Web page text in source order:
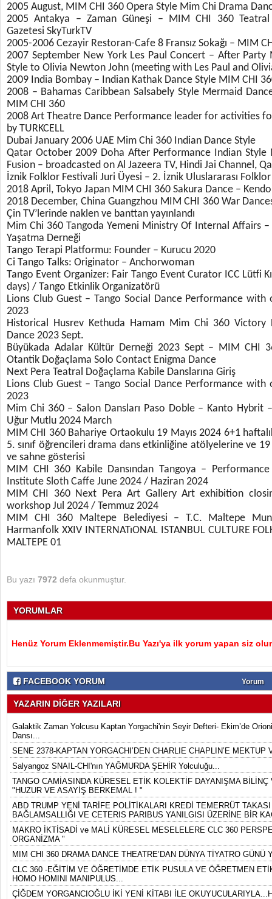
2005 August, MIM CHI 360 Opera Style Mim Chi Drama
2005 Antakya – Zaman Güneşi – MIM CHI 360
Gazetesi SkyTurkTV
2005-2006 Cezayir Restoran-Cafe 8 Fransız Sokağı – MIM
2007 September New York Les Paul Concert – After Party
Style to Olivia Newton John (meeting with Les Paul and
2009 India Bombay – Indian Kathak Dance Style MIM CHI
2008 – Bahamas Caribbean Salsabely Style Mermaid
MIM CHI 360
2008 Art Theatre Dance Performance leader for activities
by TURKCELL
Dubai January 2006 UAE Mim Chi 360 Indian Dance Style
Qatar October 2009 Doha After Performance Indian Style
Fusion – broadcasted on Al Jazeera TV, Hindi Jai Channel,
İznik Folklor Festivali Juri Üyesi – 2. İznik Uluslararası
2018 April, Tokyo Japan MIM CHI 360 Sakura Dance –
2018 December, China Guangzhou MIM CHI 360 War
Çin TV’lerinde naklen ve banttan yayınlandı
Mim Chi 360 Tangoda Yemeni Ministry Of Internal Affairs –
Yaşatma Derneği
Tango Terapi Platformu: Founder – Kurucu 2020
Ci Tango Talks: Originator – Anchorwoman
Tango Event Organizer: Fair Tango Event Curator ICC Lütfi
days) / Tango Etkinlik Organizatörü
Lions Club Guest – Tango Social Dance Performance
2023
Historical Husrev Kethuda Hamam Mim Chi 360 Victory
Dance 2023 Sept.
Büyükada Adalar Kültür Derneği 2023 Sept – MIM CHI
Otantik Doğaçlama Solo Contact Enigma Dance
Next Pera Teatral Doğaçlama Kabile Danslarına Giriş
Lions Club Guest – Tango Social Dance Performance
2023
Mim Chi 360 – Salon Dansları Paso Doble – Kanto Hybrit
Uğur Mutlu 2024 March
MIM CHI 360 Bahariye Ortaokulu 19 Mayıs 2024 6+1
5. sınıf öğrencileri drama dans etkinliğine atölyelerine ve 19
ve sahne gösterisi
MIM CHI 360 Kabile Dansından Tangoya –
Institute Sloth Caffe June 2024 / Haziran 2024
MIM CHI 360 Next Pera Art Gallery Art exhibition
workshop Jul 2024 / Temmuz 2024
MIM CHI 360 Maltepe Belediyesi – T.C. Maltepe
Harmanfolk XXIV INTERNATıONAL ISTANBUL CULTURE
MALTEPE 01
Bu yazı 7972 defa okunmuştur.
YORUMLAR
Henüz Yorum Eklenmemiştir.Bu Yazı'ya ilk yorum yapan siz
FACEBOOK YORUM Yorum
YAZARIN DİĞER YAZILARI
Galaktik Zaman Yolcusu Kaptan Yorgachi'nin Seyir Defteri- Ekim’de
Dansı...
SENE 2378-KAPTAN YORGACHI’DEN CHARLIE CHAPLIN’E MEKTUP
Salyangoz SNAIL-CHI'nın YAĞMURDA ŞEHİR Yolculuğu...
TANGO CAMİASINDA KÜRESEL ETİK KOLEKTİF DAYANIŞMA
"HUZUR VE ASAYİŞ BERKEMAL ! "
ABD TRUMP YENİ TARİFE POLİTİKALARI KREDİ TEMERRÜT
BAĞLAMSALLIĞI VE CETERIS PARIBUS YANILGISI ÜZERİNE BİR
MAKRO İKTİSADİ ve MALİ KÜRESEL MESELELERE CLC 360
ORGANİZMA "
MIM CHI 360 DRAMA DANCE THEATRE’DAN DÜNYA TİYATRO GÜNÜ
CLC 360 -EĞİTİM VE ÖĞRETİMDE ETİK PUSULA VE ÖĞRETMEN
HOMO HOMINI MANIPULUS...
ÇİĞDEM YORGANCIOĞLU İKİ YENİ KİTABI İLE